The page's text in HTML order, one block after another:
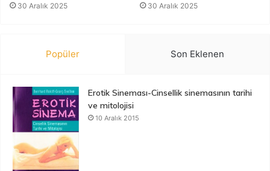
30 Aralık 2025 30 Aralık 2025
Popüler Son Eklenen
Erotik Sineması-Cinsellik sinemasının tarihi
ve mitolojisi
10 Aralık 2015